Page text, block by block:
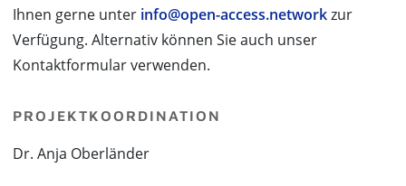
Ihnen gerne unter info@open-access.networkzur
Verfügung. Alternativ können Sie auch unser
Kontaktformular verwenden.
PROJEKTKOORDINATION
Dr. Anja Oberländer